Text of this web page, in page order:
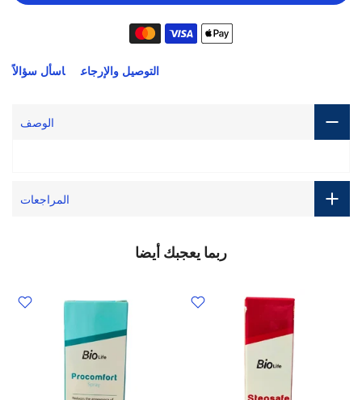
التوصيل والإرجاع اسأل سؤالاً
الوصف
المراجعات
ربما يعجبك أيضا